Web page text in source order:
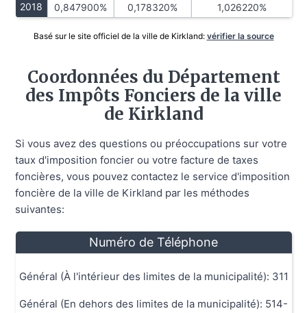
2018
0,847900% 0,178320% 1,026220%
Basé sur le site officiel de la ville de Kirkland: vérifier la source
Coordonnées du Département
des Impôts Fonciers de la ville
de Kirkland
Si vous avez des questions ou préoccupations sur votre
taux d'imposition foncier ou votre facture de taxes
foncières, vous pouvez contactez le service d'imposition
foncière de la ville de Kirkland par les méthodes
suivantes:
Numéro de Téléphone
Général (À l'intérieur des limites de la municipalité): 311
Général (En dehors des limites de la municipalité): 514-